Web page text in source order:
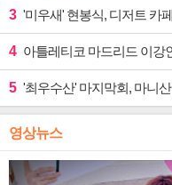
3 '미우새' 현봉식, 디저트
4 아틀레티코 마드리드 이강인
5 '최우수산' 마지막회, 마니
영상뉴스